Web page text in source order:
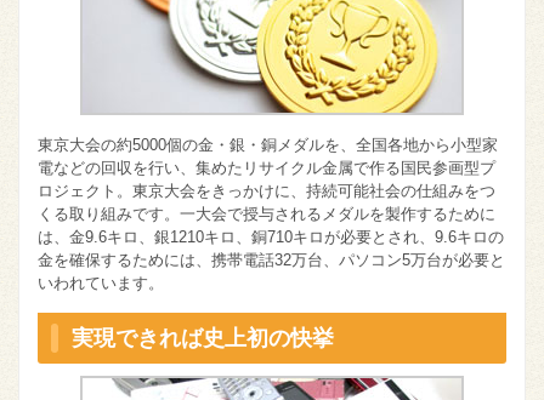
東京大会の約5000個の金・銀・銅メダルを、全国各地から小型家
電などの回収を行い、集めたリサイクル金属で作る国民参画型プ
ロジェクト。東京大会をきっかけに、持続可能社会の仕組みをつ
くる取り組みです。一大会で授与されるメダルを製作するために
は、金9.6キロ、銀1210キロ、銅710キロが必要とされ、9.6キロの
金を確保するためには、携帯電話32万台、パソコン5万台が必要と
いわれています。
実現できれば史上初の快挙